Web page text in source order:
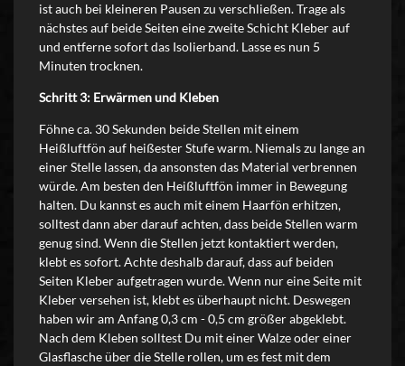
ist auch bei kleineren Pausen zu verschließen. Trage als
nächstes auf beide Seiten eine zweite Schicht Kleber auf
und entferne sofort das Isolierband. Lasse es nun 5
Minuten trocknen.
Schritt 3: Erwärmen und Kleben
Föhne ca. 30 Sekunden beide Stellen mit einem
Heißluftfön auf heißester Stufe warm. Niemals zu lange an
einer Stelle lassen, da ansonsten das Material verbrennen
würde. Am besten den Heißluftfön immer in Bewegung
halten. Du kannst es auch mit einem Haarfön erhitzen,
solltest dann aber darauf achten, dass beide Stellen warm
genug sind. Wenn die Stellen jetzt kontaktiert werden,
klebt es sofort. Achte deshalb darauf, dass auf beiden
Seiten Kleber aufgetragen wurde. Wenn nur eine Seite mit
Kleber versehen ist, klebt es überhaupt nicht. Deswegen
haben wir am Anfang 0,3 cm - 0,5 cm größer abgeklebt.
Nach dem Kleben solltest Du mit einer Walze oder einer
Glasflasche über die Stelle rollen, um es fest mit dem